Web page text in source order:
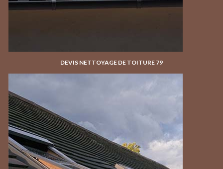
DEVIS NETTOYAGE DE TOITURE 79